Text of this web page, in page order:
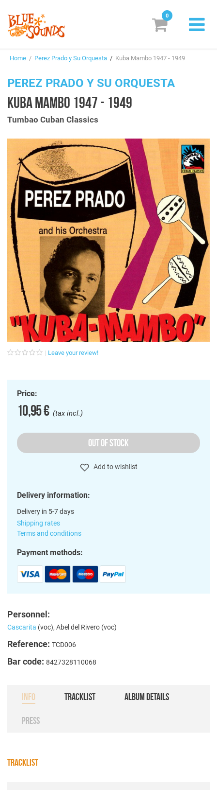
Suggestions
Genres & Styles
Box Sets
Login/Register Subscribe! EUR
0
Home / Perez Prado y Su Orquesta / Kuba Mambo 1947 - 1949
PEREZ PRADO Y SU ORQUESTA
KUBA MAMBO 1947 - 1949
Tumbao Cuban Classics
Leave your review!
Price:
10,95 €(tax incl.)
OUT OF STOCK
Add to wishlist
Delivery information:
Delivery in 5-7 days
Shipping rates
Terms and conditions
Payment methods:
Personnel:
Cascarita (voc), Abel del Rivero (voc)
Reference: TCD006
Bar code: 8427328110068
INFO TRACKLIST ALBUM DETAILS
PRESS
TRACKLIST